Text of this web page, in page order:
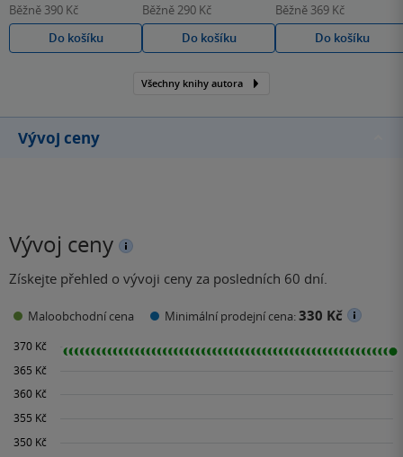
Běžně 390 Kč
Do košíku
Běžně290 Kč
Do košíku
Běžně 369 Kč
Do košíku
Všechny knihy autora
Vývoj ceny
Vývoj ceny
Získejte přehled o vývoji ceny za posledních 60 dní.
Maloobchodní cena Minimální prodejní cena:330 Kč